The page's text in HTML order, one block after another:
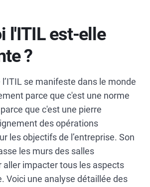
l'ITIL est-elle
?
l’ITIL se manifeste dans le monde
parce que c'est une norme
que c'est une pierre
des opérations
les objectifs de l’entreprise. Son
les murs des salles
aller impacter tous les aspects
Voici une analyse détaillée des